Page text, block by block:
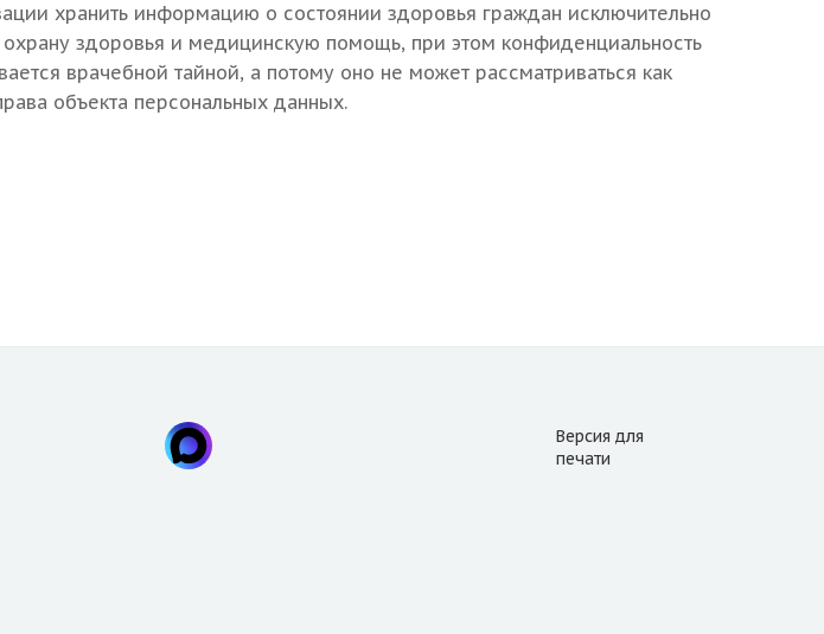
хранить информацию о состоянии здоровья граждан исключительно
здоровья и медицинскую помощь, при этом конфиденциальность
врачебной тайной, а потому оно не может рассматриваться как
объекта персональных данных.
Версия для
печати